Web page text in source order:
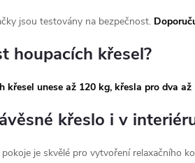
jsou testovány na bezpečnost.
houpacích křesel?
křesel unese až 120 kg, křesla pro dva až
křeslo i v
je skvělé pro vytvoření relaxačního